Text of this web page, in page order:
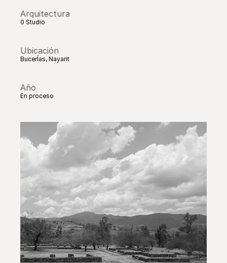
Contacto
Arquitectura
0 Studio
Ubicación
BucerÍas, Nayarit
Año
En proceso